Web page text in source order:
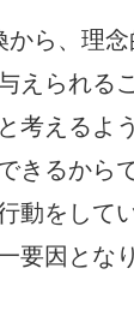
ら、理
えられる
考えるよ
きるからで
動をして
要因となり